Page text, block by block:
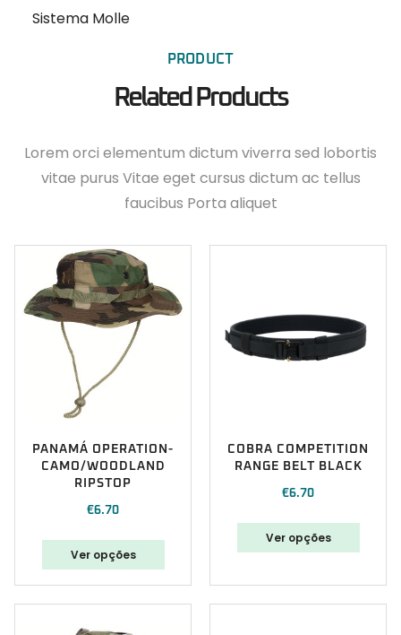
Sistema Molle
PRODUCT
Related Products
Lorem orci elementum dictum viverra sed lobortis
vitae purus Vitae eget cursus dictum ac tellus
faucibus Porta aliquet
PANAMÁ OPERATION-
CAMO/WOODLAND
RIPSTOP
€6.70
Ver opções
COBRA COMPETITION
RANGE BELT BLACK
€6.70
Ver opções